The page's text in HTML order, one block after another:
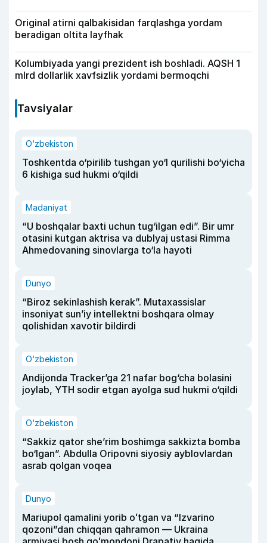
Original atirni qalbakisidan farqlashga yordam
beradigan oltita layfhak
Kolumbiyada yangi prezident ish boshladi. AQSH 1
mlrd dollarlik xavfsizlik yordami bermoqchi
Tavsiyalar
O‘zbekiston
Toshkentda o‘pirilib tushgan yo‘l qurilishi bo‘yicha
6 kishiga sud hukmi o‘qildi
Madaniyat
“U boshqalar baxti uchun tug‘ilgan edi”. Bir umr
otasini kutgan aktrisa va dublyaj ustasi Rimma
Ahmedovaning sinovlarga to‘la hayoti
Dunyo
“Biroz sekinlashish kerak”. Mutaxassislar
insoniyat sun’iy intellektni boshqara olmay
qolishidan xavotir bildirdi
O‘zbekiston
Andijonda Tracker’ga 21 nafar bog‘cha bolasini
joylab, YTH sodir etgan ayolga sud hukmi o‘qildi
O‘zbekiston
“Sakkiz qator she’rim boshimga sakkizta bomba
bo‘lgan”. Abdulla Oripovni siyosiy ayblovlardan
asrab qolgan voqea
Dunyo
Mariupol qamalini yorib oʻtgan va “Izvarino
qozoni”dan chiqqan qahramon — Ukraina